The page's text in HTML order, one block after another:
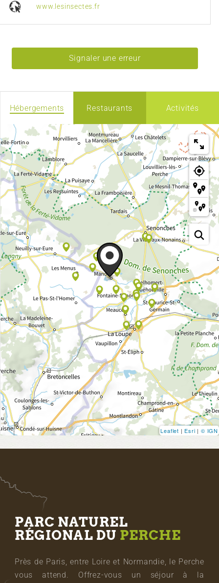
www.lesinsectes.fr
Signaler une erreur
Hébergements Restaurants Activités
Leaflet | Esri | © IGN
PARC NATUREL
RÉGIONAL DU PERCHE
Près de Paris, entre Loire et Normandie, le Perche
vous attend. Offrez-vous un séjour à la